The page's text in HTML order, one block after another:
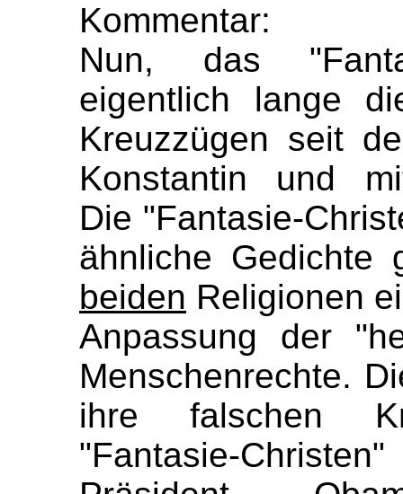
Kommentar:
Nun, das
eigentlich lange
Kreuzzügen seit
Konstantin und
Die "Fantasie-
ähnliche Gedichte
beiden Religionen
Anpassung der
Menschenrechte.
ihre falschen
"Fantasie-